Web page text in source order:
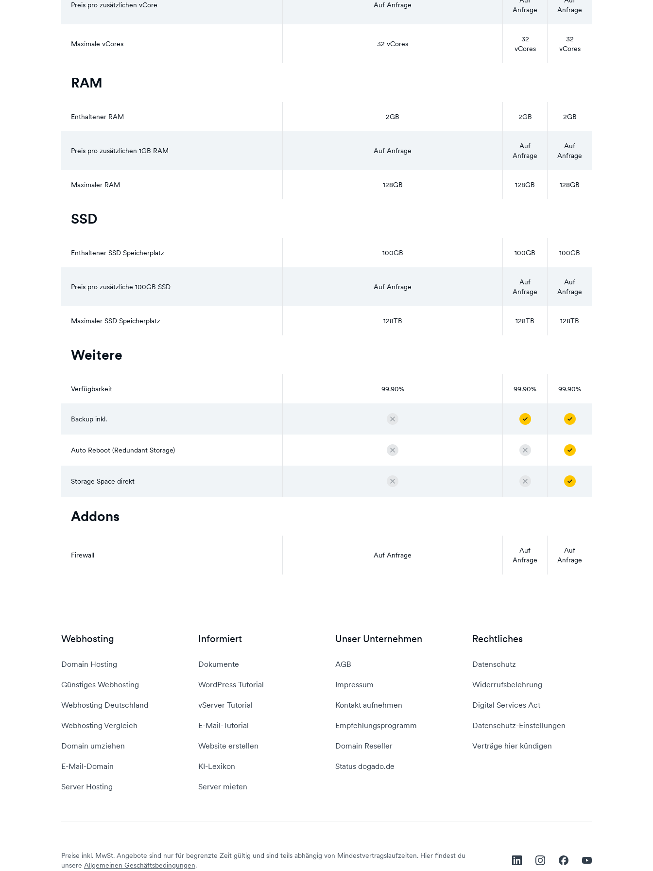
Preis pro zusätzlichen vCore Auf Anfrage
Anfrage
Anfrage
Maximale vCores 32 vCores
32
vCores
32
vCores
RAM
Enthaltener RAM 2GB 2GB 2GB
Preis pro zusätzlichen 1GB RAM Auf Anfrage
Auf
Anfrage
Auf
Anfrage
Maximaler RAM 128GB 128GB 128GB
SSD
Enthaltener SSD Speicherplatz 100GB 100GB 100GB
Preis pro zusätzliche 100GB SSD Auf Anfrage
Auf
Anfrage
Auf
Anfrage
Maximaler SSD Speicherplatz 128TB 128TB 128TB
Weitere
Verfügbarkeit 99.90% 99.90% 99.90%
Backup inkl.
Auto Reboot (Redundant Storage)
Storage Space direkt
Addons
Firewall Auf Anfrage
Auf
Anfrage
Auf
Anfrage
Webhosting
Domain Hosting
Günstiges Webhosting
Webhosting Deutschland
Webhosting Vergleich
Domain umziehen
E-Mail-Domain
Server Hosting
Informiert
Dokumente
WordPress Tutorial
vServer Tutorial
E-Mail-Tutorial
Website erstellen
KI-Lexikon
Server mieten
Unser Unternehmen
AGB
Impressum
Kontakt aufnehmen
Empfehlungsprogramm
Domain Reseller
Status dogado.de
Rechtliches
Datenschutz
Widerrufsbelehrung
Digital Services Act
Datenschutz-Einstellungen
Verträge hier kündigen
Preise inkl. MwSt. Angebote sind nur für begrenzte Zeit gültig und sind teils abhängig von Mindestvertragslaufzeiten. Hier findest du
unsere Allgemeinen Geschäftsbedingungen.